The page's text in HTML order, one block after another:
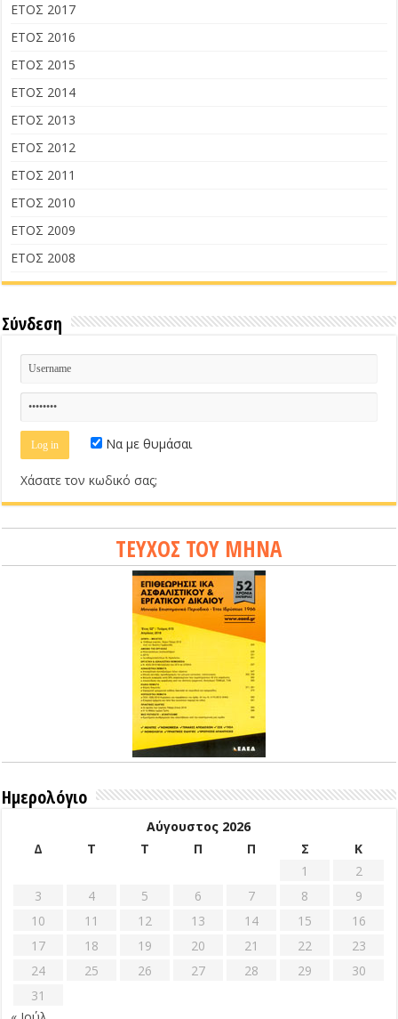
ΕΤΟΣ 2017
ΕΤΟΣ 2016
ΕΤΟΣ 2015
ΕΤΟΣ 2014
ΕΤΟΣ 2013
ΕΤΟΣ 2012
ΕΤΟΣ 2011
ΕΤΟΣ 2010
ΕΤΟΣ 2009
ΕΤΟΣ 2008
Σύνδεση
Να με θυμάσαι
Χάσατε τον κωδικό σας;
ΤΕΥΧΟΣ ΤΟΥ ΜΗΝΑ
Ημερολόγιο
Αύγουστος 2026
Δ
Τ Τ Π Π Σ
Κ
1
2
3
4 5 6 7 8
9
10
11 12 13 14 15
16
17
18 19 20 21 22
23
24
25 26 27 28 29
30
31